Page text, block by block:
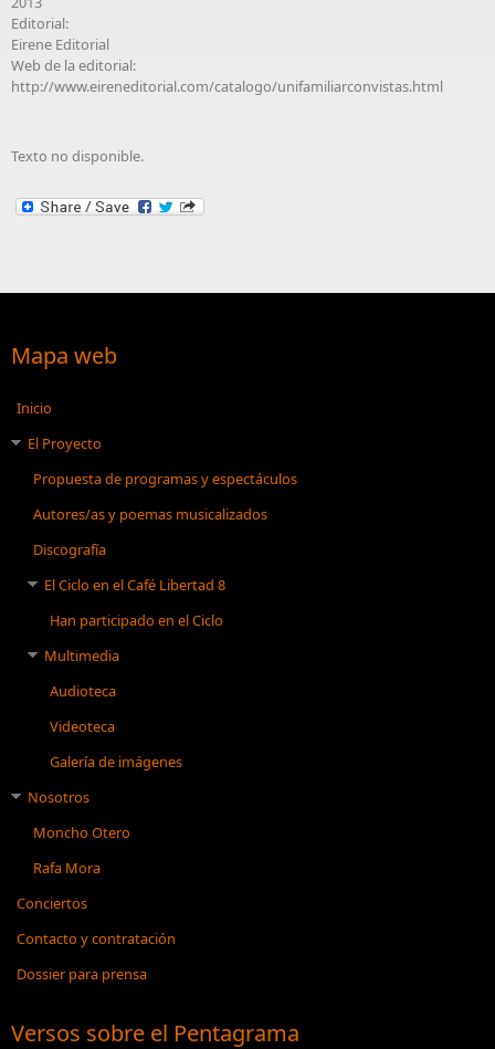
Editorial:
Eirene Editorial
Web de la editorial:
http://www.eireneditorial.com/catalogo/unifamiliarconvistas.html
Texto no disponible.
Mapa web
Inicio
El Proyecto
Propuesta de programas y espectáculos
Autores/as y poemas musicalizados
Discografía
El Ciclo en el Café Libertad 8
Han participado en el Ciclo
Multimedia
Audioteca
Videoteca
Galería de imágenes
Nosotros
Moncho Otero
Rafa Mora
Conciertos
Contacto y contratación
Dossier para prensa
Versos sobre el Pentagrama